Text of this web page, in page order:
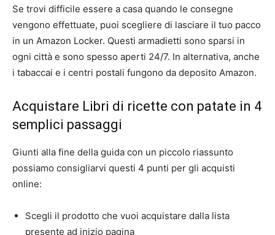
Se trovi difficile essere a casa quando le consegne
vengono effettuate, puoi scegliere di lasciare il tuo pacco
in un Amazon Locker. Questi armadietti sono sparsi in
ogni città e sono spesso aperti 24/7. In alternativa, anche
i tabaccai e i centri postali fungono da deposito Amazon.
Acquistare Libri di ricette con patate in 4
semplici passaggi
Giunti alla fine della guida con un piccolo riassunto
possiamo consigliarvi questi 4 punti per gli acquisti
online:
Scegli il prodotto che vuoi acquistare dalla lista
presente ad inizio pagina